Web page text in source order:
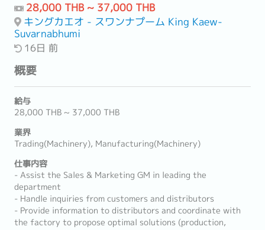
28,000 THB ~ 37,000 THB
キングカエオ - スワンナプーム King Kaew-
Suvarnabhumi
16日 前
概要
給与
28,000 THB ~ 37,000 THB
業界
Trading(Machinery), Manufacturing(Machinery)
仕事内容
- Assist the Sales & Marketing GM in leading the
department
- Handle inquiries from customers and distributors
- Provide information to distributors and coordinate with
the factory to propose optimal solutions (production,